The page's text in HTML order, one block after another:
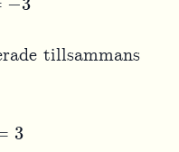
tillsammans